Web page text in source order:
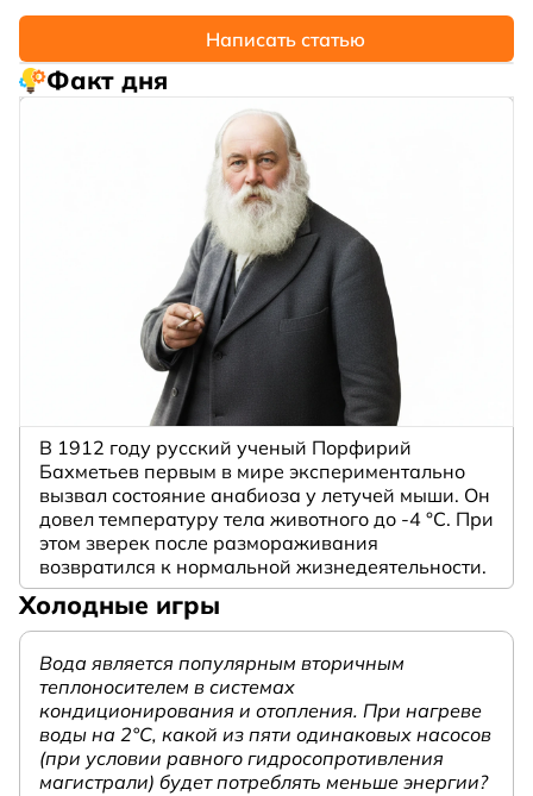
Написать статью
Факт дня
В 1912 году русский ученый Порфирий
Бахметьев первым в мире экспериментально
вызвал состояние анабиоза у летучей мыши. Он
довел температуру тела животного до -4 °C. При
этом зверек после размораживания
возвратился к нормальной жизнедеятельности.
Холодные игры
Вода является популярным вторичным
теплоносителем в системах
кондиционирования и отопления. При нагреве
воды на 2°С, какой из пяти одинаковых насосов
(при условии равного гидросопротивления
магистрали) будет потреблять меньше энергии?